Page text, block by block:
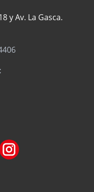
y Av. La Gasca.